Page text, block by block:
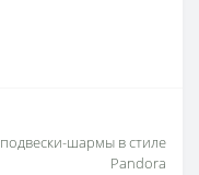
подвески-шармы в стиле
Pandora